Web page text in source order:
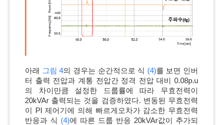
아래 그림 4의 경우는 순간적으로 식 (4)를 보면 인버
터 출력 전압과 계통 전압간 정격 전압 대비 0.08p.u
의 차이만큼 설정한 드룹률에 따라 무효전력이
20kVAr 출력되는 것을 검증하였다. 변동된 무효전력
이 PI 제어기에 의해 빠르게오차가 감소한 무효전력
반응과 식 (4)에 따른 드룹 반응 20kVAr값이 추가되